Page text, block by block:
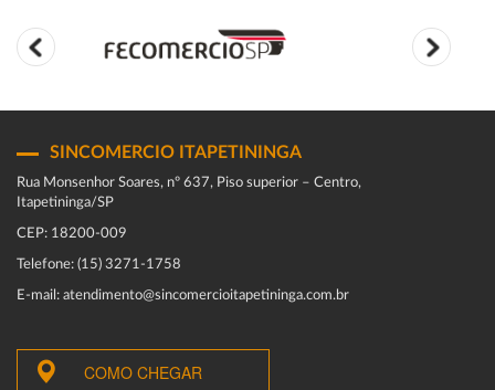
SINCOMERCIO ITAPETININGA
Rua Monsenhor Soares, nº 637, Piso superior – Centro,
Itapetininga/SP
CEP: 18200-009
Telefone: (15) 3271-1758
E-mail: atendimento@sincomercioitapetininga.com.br
COMO CHEGAR